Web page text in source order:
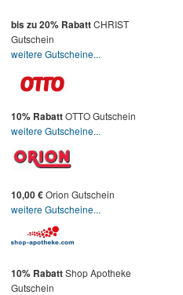
bis zu 20% RabattCHRIST
Gutschein
weitere Gutscheine...
10% RabattOTTO Gutschein
weitere Gutscheine...
10,00 €Orion Gutschein
weitere Gutscheine...
10% RabattShop Apotheke
Gutschein